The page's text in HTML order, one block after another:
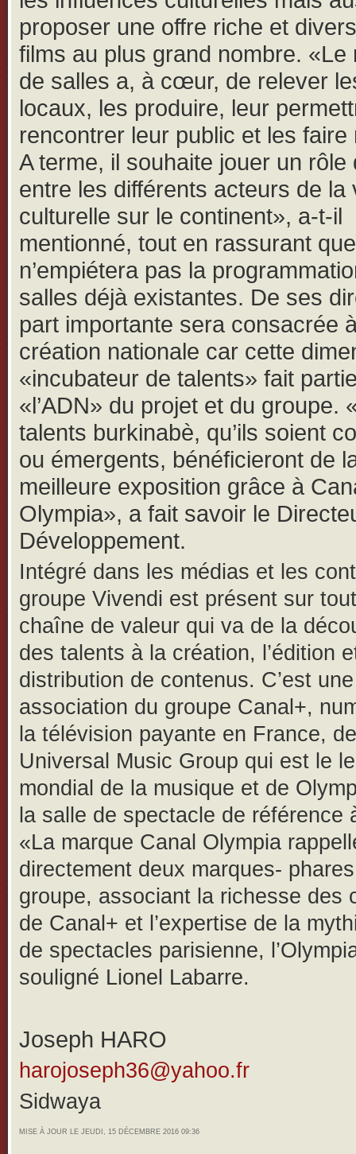
proposer une offre riche et
films au plus grand nombre. «Le
de salles a, à cœur, de relever
locaux, les produire, leur
rencontrer leur public et les faire
A terme, il souhaite jouer un rôle
entre les différents acteurs de la
culturelle sur le continent», a-t-il
mentionné, tout en rassurant
n’empiétera pas la
salles déjà existantes. De ses
part importante sera consacrée
création nationale car cette
«incubateur de talents» fait
«l’ADN» du projet et du groupe.
talents burkinabè, qu’ils soient
ou émergents, bénéficieront de
meilleure exposition grâce à
Olympia», a fait savoir le
Développement.
Intégré dans les médias et les
groupe Vivendi est présent sur
chaîne de valeur qui va de la
des talents à la création, l’édition
distribution de contenus. C’est une
association du groupe Canal+,
la télévision payante en France, de
Universal Music Group qui est le
mondial de la musique et de
la salle de spectacle de référence
«La marque Canal Olympia
directement deux marques-
groupe, associant la richesse des
de Canal+ et l’expertise de la
de spectacles parisienne,
souligné Lionel Labarre.
Joseph HARO
harojoseph36@yahoo.fr
Sidwaya
MISE À JOUR LE JEUDI, 15 DÉCEMBRE 2016 09:36